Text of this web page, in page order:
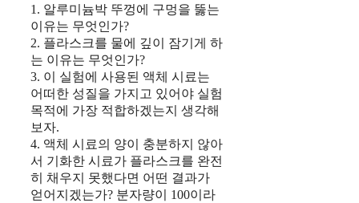
1. 알루미늄박 뚜껑에 구멍을 뚫는
이유는 무엇인가?
2. 플라스크를 물에 깊이 잠기게 하
는 이유는 무엇인가?
3. 이 실험에 사용된 액체 시료는
어떠한 성질을 가지고 있어야 실험
목적에 가장 적합하겠는지 생각해
보자.
4. 액체 시료의 양이 충분하지 않아
서 기화한 시료가 플라스크를 완전
히 채우지 못했다면 어떤 결과가
얻어지겠는가? 분자량이 100이라